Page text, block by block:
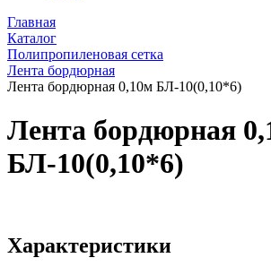
Главная
Каталог
Полипропиленовая сетка
Лента бордюрная
Лента бордюрная 0,10м БЛ-10(0,10*6)
Лента бордюрная
БЛ-10(0,10*6)
Характеристики